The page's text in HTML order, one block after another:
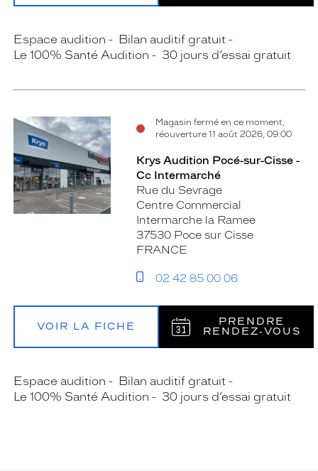
Espace audition
Bilan auditif gratuit
Le 100% Santé Audition
30 jours d’essai gratuit
Magasin fermé en ce moment,
réouverture 11 août 2026, 09:00
Krys Audition Pocé-sur-Cisse -
Cc Intermarché
Rue du Sevrage
Centre Commercial
Intermarche la Ramee
37530 Poce sur Cisse
FRANCE
02 42 85 00 06
VOIR LA FICHE
PRENDRE
RENDEZ‑VOUS
Espace audition
Bilan auditif gratuit
Le 100% Santé Audition
30 jours d’essai gratuit